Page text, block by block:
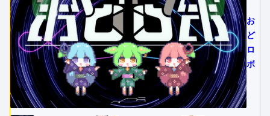
お
ど
ロ
ボ